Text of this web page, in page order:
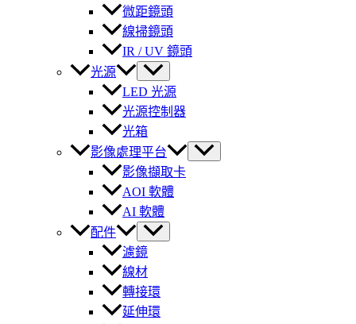
微距鏡頭
線掃鏡頭
IR / UV 鏡頭
光源
LED 光源
光源控制器
光箱
影像處理平台
影像擷取卡
AOI 軟體
AI 軟體
配件
濾鏡
線材
轉接環
延伸環